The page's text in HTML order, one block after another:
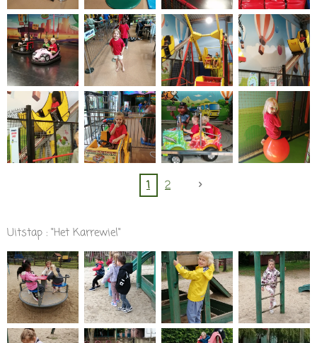
1 2
Uitstap : "Het Karrewiel"